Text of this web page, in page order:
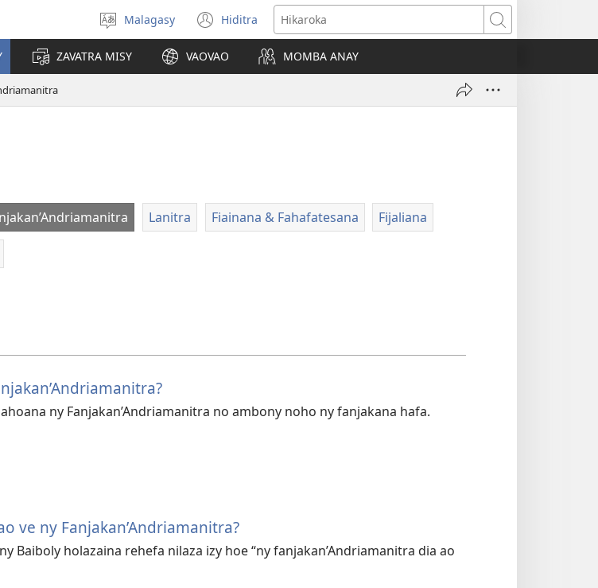
Hifidy
fiteny
Malagasy Hiditra
(manokatra
rohy)
Hikaroka
ZAVATRA MISY VAOVAO MOMBA ANAY
Lanitra Fiainana & Fahafatesana Fijaliana
ny Fanjakan’Andriamanitra no ambony noho ny fanjakana hafa.
ve ny Fanjakan’Andriamanitra?
Baiboly holazaina rehefa nilaza izy hoe “ny fanjakan’Andriamanitra dia ao